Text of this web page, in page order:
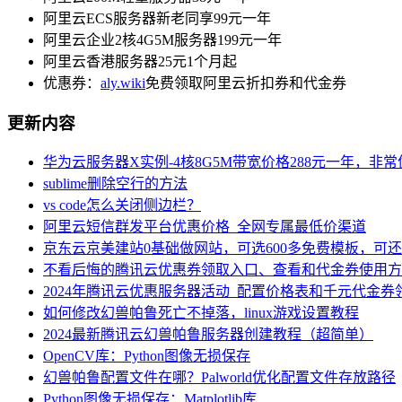
阿里云ECS服务器新老同享99元一年
阿里云企业2核4G5M服务器199元一年
阿里云香港服务器25元1个月起
优惠券： aly.wiki免费领取阿里云折扣券和代金券
更新内容
华为云服务器X实例-4核8G5M带宽价格288元一年，非常
sublime删除空行的方法
vs code怎么关闭侧边栏？
阿里云短信群发平台优惠价格_全网专属最低价渠道
京东云京美建站0基础做网站，可选600多免费模板，可还
不看后悔的腾讯云优惠券领取入口、查看和代金券使用
2024年腾讯云优惠服务器活动_配置价格表和千元代金券
如何修改幻兽帕鲁死亡不掉落，linux游戏设置教程
2024最新腾讯云幻兽帕鲁服务器创建教程（超简单）
OpenCV库：Python图像无损保存
幻兽帕鲁配置文件在哪？Palworld优化配置文件存放路径